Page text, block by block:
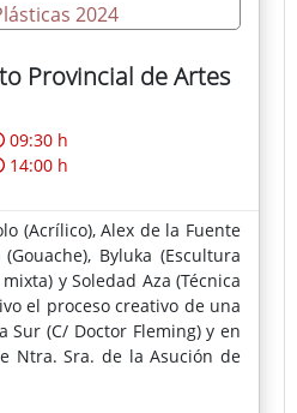
Provincial de Artes
09:30 h
14:00 h
(Acrílico), Alex de la Fuente
Byluka (Escultura
y Soledad Aza (Técnica
el proceso creativo de una
Sur (C/ Doctor Fleming) y en
Ntra. Sra. de la Asución de